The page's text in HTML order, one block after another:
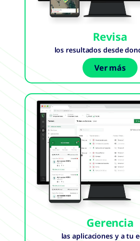
Revisa
los resultados desde
Ver más
Gerencia
las aplicaciones y a tu